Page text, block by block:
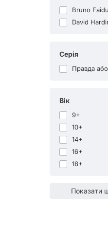
Bruno
David
Серія
Правда або
Вік
9+
10+
14+
16+
18+
Показати